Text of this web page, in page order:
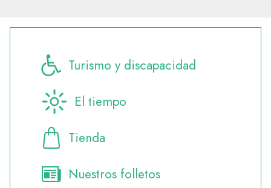
Turismo y discapacidad
El tiempo
Tienda
Nuestros folletos